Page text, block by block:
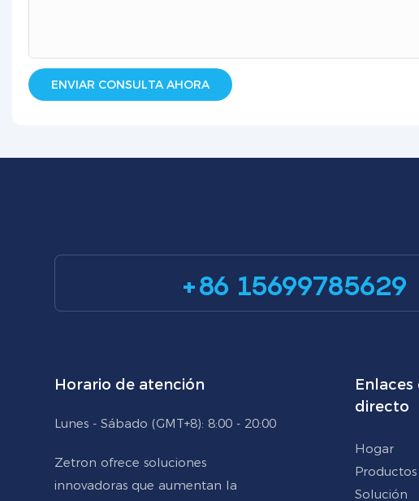
ENVIAR CONSULTA AHORA
+86 15699785629
Horario de atención
Lunes - Sábado (GMT+8): 8:00 - 20:00
Zetron ofrece soluciones
innovadoras que aumentan la
Enlaces
directo
Hogar
Productos
Solución